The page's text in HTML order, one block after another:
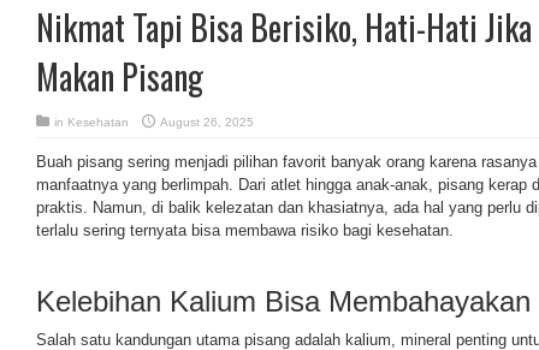
Nikmat Tapi Bisa Berisiko, Hati-Hati
Makan Pisang
in Kesehatan August 26, 2025
Buah pisang sering menjadi pilihan favorit banyak orang karena
manfaatnya yang berlimpah. Dari atlet hingga anak-anak, pisang kerap
praktis. Namun, di balik kelezatan dan khasiatnya, ada hal yang perlu
terlalu sering ternyata bisa membawa risiko bagi kesehatan.
Kelebihan Kalium Bisa Membahayakan
Salah satu kandungan utama pisang adalah kalium, mineral penting